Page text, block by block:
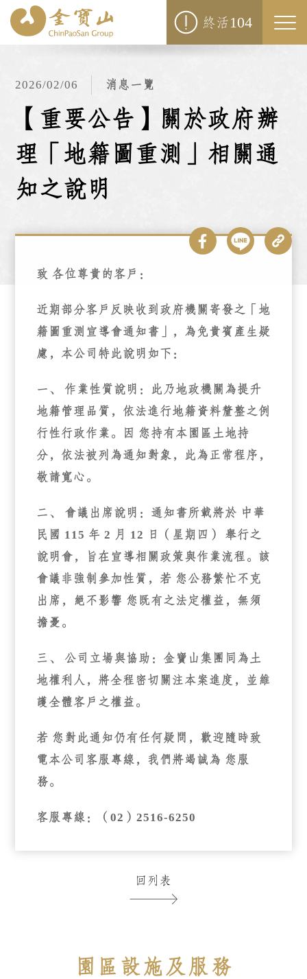
終活104
2026/02/06 消息一覽
【重要公告】關於政府辦
理「地籍圖重測」相關通
知之說明
致 各位尊貴的客戶：
近期部分客戶反映收到政府機關寄發之「 地
籍圖重測宣導會通知書 」，為免貴賓產生疑
慮，本公司特此說明如下：
一、 作業性質說明 ：此乃地政機關為提升
地籍管理品質，依法進行地籍資料釐整之例
行性行政作業。因 您持有本園區土地持
分，依法被列為通知對象，此為正常程序，
敬請寬心。
二、 會議出席說明 ：通知書所載將於 中華
民國 115 年 2 月 12 日（星期四）
舉行之
說明會，旨在宣導相關政策與作業流程。該
會議 非強制參加性質 ，若 您公務繁忙不克
出席，絕不影響 您既有之法定權益，無須
擔憂。
三、 公司立場與協助 ：金寶山集團同為土
地權利人，將全程密切關注本案進度，並維
護全體客戶之權益。
若 您對此通知仍有任何疑問，歡迎隨時致
電本公司客服專線，我們將竭誠為 您服
務。
客服專線：（02）2516-6250
回列表
園區設施及服務